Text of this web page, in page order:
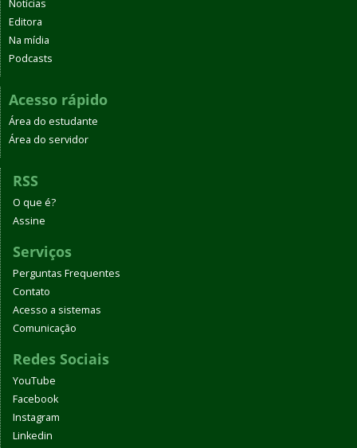
Notícias
Editora
Na mídia
Podcasts
Acesso rápido
Área do estudante
Área do servidor
RSS
O que é?
Assine
Serviços
Perguntas Frequentes
Contato
Acesso a sistemas
Comunicação
Redes Sociais
YouTube
Facebook
Instagram
Linkedin